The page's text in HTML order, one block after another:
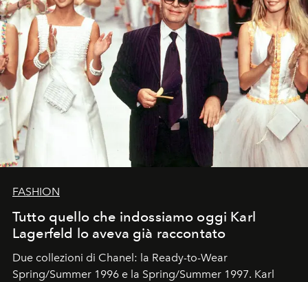
FASHION
Tutto quello che indossiamo oggi Karl
Lagerfeld lo aveva già raccontato
Due collezioni di Chanel: la Ready-to-Wear
Spring/Summer 1996 e la Spring/Summer 1997. Karl